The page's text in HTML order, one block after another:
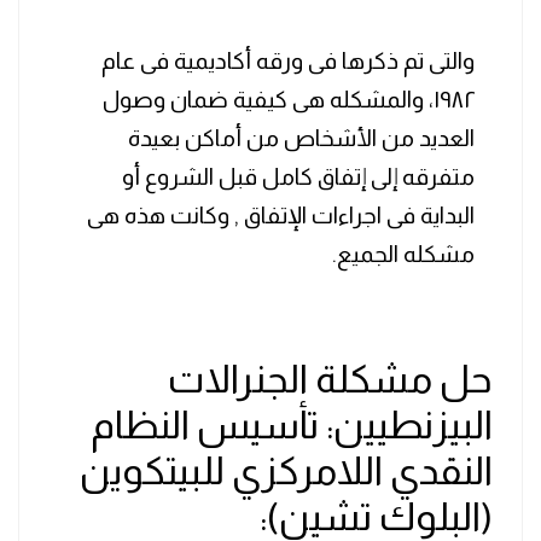
والتى تم ذكرها فى ورقه أكاديمية فى عام
١٩٨٢، والمشكله هى كيفية ضمان وصول
العديد من الأشخاص من أماكن بعيدة
متفرقه إلى إتفاق كامل قبل الشروع أو
البداية فى اجراءات الإتفاق , وكانت هذه هى
مشكله الجميع.
حل مشكلة الجنرالات
البيزنطيين: تأسيس النظام
النقدي اللامركزي للبيتكوين
(البلوك تشين):